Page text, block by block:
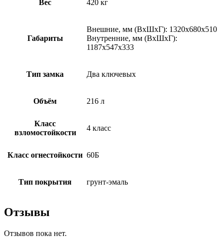
Вес 420 кг
Габариты
Внешние, мм (ВхШхГ): 1320x680x510
Внутренние, мм (ВхШхГ):
1187x547x333
Тип замка Два ключевых
Объём 216 л
Класс
взломостойкости
4 класс
Класс огнестойкости 60Б
Тип покрытия грунт-эмаль
Отзывы
Отзывов пока нет.